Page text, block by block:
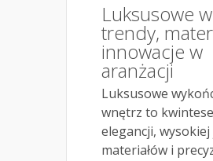
Luksusowe
trendy,
innowacje w
aranżacji
Luksusowe
wnętrz to
elegancji, wysokiej
materiałów i